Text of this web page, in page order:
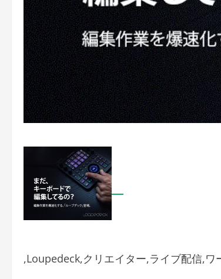
,Loupedeck,クリエイター,ライブ配信,ワ